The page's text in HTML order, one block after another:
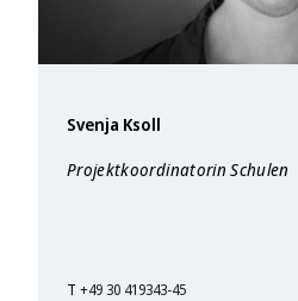
Svenja Ksoll
Projektkoordinatorin Schulen
T +49 30 419343-45